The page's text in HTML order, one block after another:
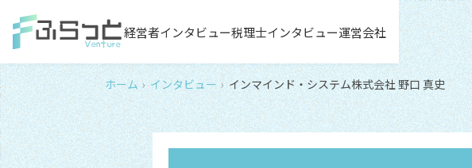
経営者インタビュー税理士インタビュー運営会社
ホーム インタビュー インマインド・システム株式会社 野口 真史